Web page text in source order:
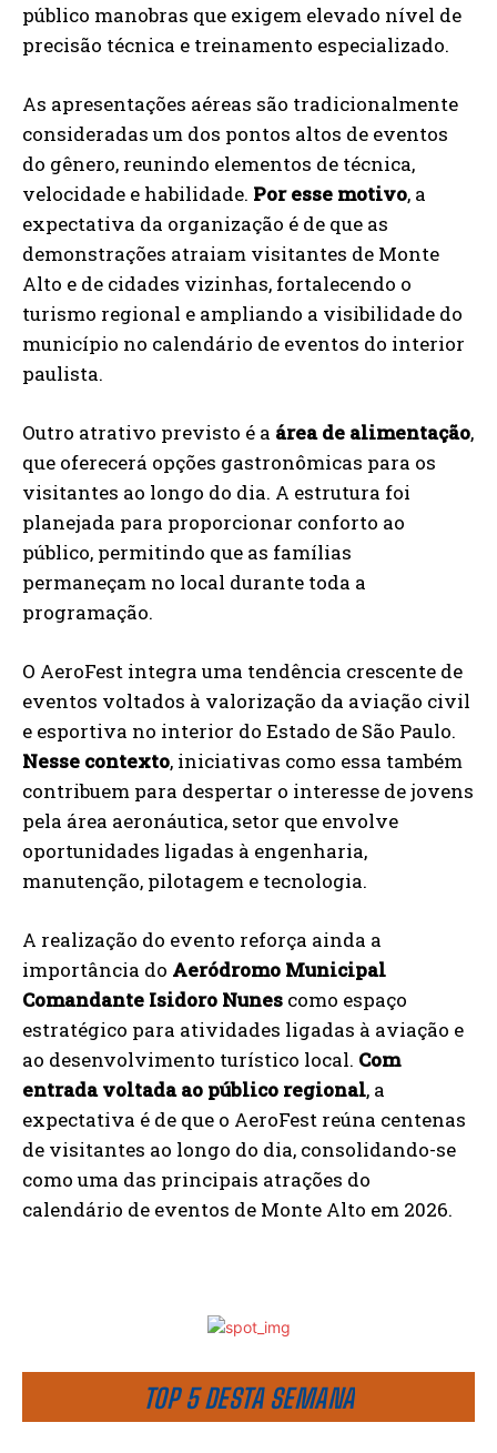
TOP 5 DESTA SEMANA
público manobras que exigem elevado nível de
precisão técnica e treinamento especializado.
As apresentações aéreas são tradicionalmente
consideradas um dos pontos altos de eventos
do gênero, reunindo elementos de técnica,
velocidade e habilidade. Por esse motivo, a
expectativa da organização é de que as
demonstrações atraiam visitantes de Monte
Alto e de cidades vizinhas, fortalecendo o
turismo regional e ampliando a visibilidade do
município no calendário de eventos do interior
paulista.
Outro atrativo previsto é a área de alimentação,
que oferecerá opções gastronômicas para os
visitantes ao longo do dia. A estrutura foi
planejada para proporcionar conforto ao
público, permitindo que as famílias
permaneçam no local durante toda a
programação.
O AeroFest integra uma tendência crescente de
eventos voltados à valorização da aviação civil
e esportiva no interior do Estado de São Paulo.
Nesse contexto, iniciativas como essa também
contribuem para despertar o interesse de jovens
pela área aeronáutica, setor que envolve
oportunidades ligadas à engenharia,
manutenção, pilotagem e tecnologia.
A realização do evento reforça ainda a
importância do Aeródromo Municipal
Comandante Isidoro Nunes como espaço
estratégico para atividades ligadas à aviação e
ao desenvolvimento turístico local. Com
entrada voltada ao público regional, a
expectativa é de que o AeroFest reúna centenas
de visitantes ao longo do dia, consolidando-se
como uma das principais atrações do
calendário de eventos de Monte Alto em 2026.